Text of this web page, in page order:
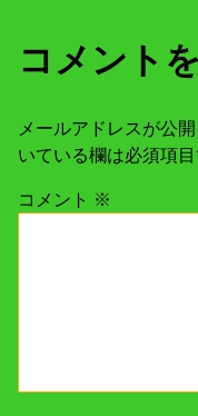
コメント
メールアドレスが公
いている欄は必須項
コメント ※